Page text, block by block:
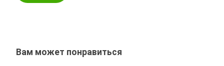
Вам может понравиться